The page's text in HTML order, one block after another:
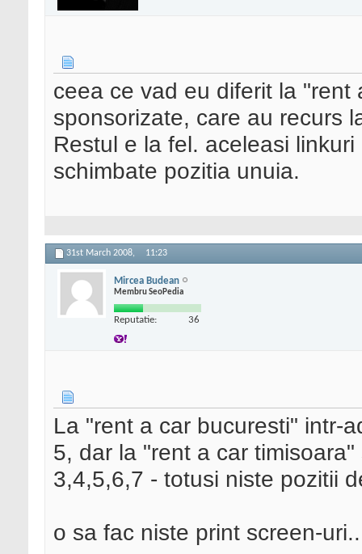
ceea ce vad eu diferit la "rent
sponsorizate, care au recurs
Restul e la fel. aceleasi
schimbate pozitia unuia.
31st March 2008, 11:23
Mircea Budean
Membru SeoPedia
Reputatie: 36
La "rent a car bucuresti" intr-
5, dar la "rent a car
3,4,5,6,7 - totusi niste pozitii
o sa fac niste print screen-